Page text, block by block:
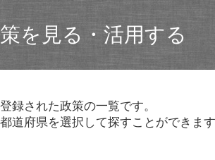
を見る・活用する
録された政策の一覧です。
道府県を選択して探すことができます